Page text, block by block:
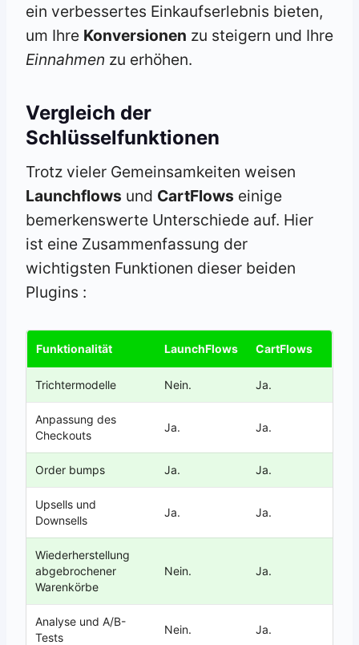
ein verbessertes Einkaufserlebnis bieten,
um Ihre Konversionen zu steigern und Ihre
Einnahmen zu erhöhen.
Vergleich der
Schlüsselfunktionen
Trotz vieler Gemeinsamkeiten weisen
Launchflows und CartFlows einige
bemerkenswerte Unterschiede auf. Hier
ist eine Zusammenfassung der
wichtigsten Funktionen dieser beiden
Plugins :
Funktionalität LaunchFlows CartFlows
Trichtermodelle Nein. Ja.
Anpassung des
Checkouts
Ja. Ja.
Order bumps Ja. Ja.
Upsells und
Downsells
Ja. Ja.
Wiederherstellung
abgebrochener
Warenkörbe
Nein. Ja.
Analyse und A/B-
Tests
Nein. Ja.